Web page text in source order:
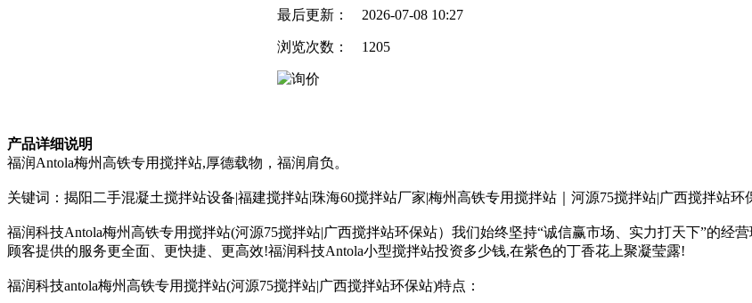
最后更新： 2026-07-08 10:27
浏览次数： 1205
产品详细说明
福润Antola梅州高铁专用搅拌站,厚德载物，福润肩负。
关键词：揭阳二手混凝土搅拌站设备|福建搅拌站|珠海60搅拌站厂家|梅州高铁专用搅拌站｜河源75搅拌站|广西搅拌站环
福润科技Antola梅州高铁专用搅拌站(河源75搅拌站|广西搅拌站环保站）我们始终坚持“诚信赢市场、实力打天下”的经
顾客提供的服务更全面、更快捷、更高效!福润科技Antola小型搅拌站投资多少钱,在紫色的丁香花上聚凝莹露!
福润科技antola梅州高铁专用搅拌站(河源75搅拌站|广西搅拌站环保站)特点：